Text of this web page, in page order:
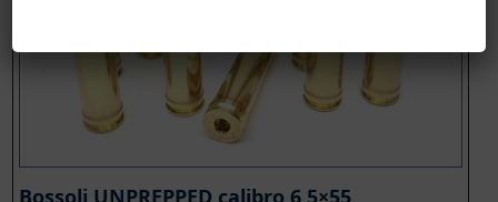
Bossoli UNPREPPED calibro 6,5×55